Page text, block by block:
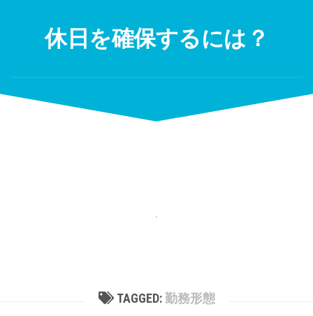
休日を確保するには？
TAGGED:勤務形態